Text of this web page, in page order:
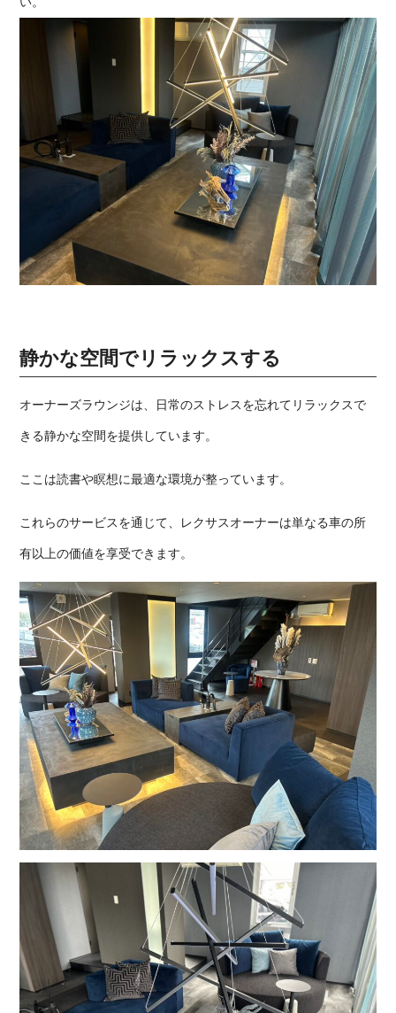
静かな空間でリラックスする
オーナーズラウンジは、日常のストレスを忘れてリラックスで
きる静かな空間を提供しています。
ここは読書や瞑想に最適な環境が整っています。
これらのサービスを通じて、レクサスオーナーは単なる車の所
有以上の価値を享受できます。